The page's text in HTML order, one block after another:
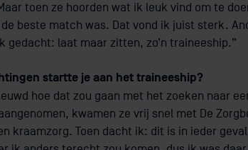
toen ze hoorden wat ik leuk vind om te
beste match was. Dat vond ik juist sterk.
gedacht: laat maar zitten, zo’n traineeship.”
startte je aan het traineeship?
hoe dat zou gaan met het zoeken naar
kwamen ze vrij snel met De
kraamzorg. Toen dacht ik: dit is in ieder